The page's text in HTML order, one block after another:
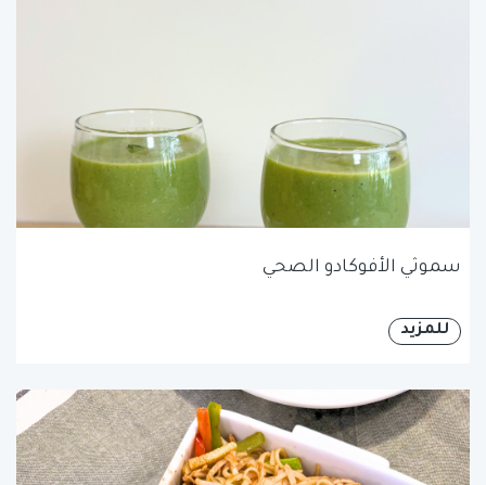
سموثي الأفوكادو الصحي
للمزيد